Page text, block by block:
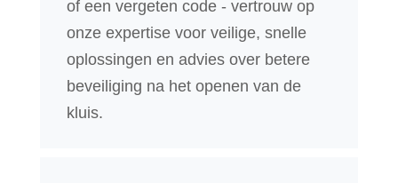
of een vergeten code - vertrouw op
onze expertise voor veilige, snelle
oplossingen en advies over betere
beveiliging na het openen van de
kluis.